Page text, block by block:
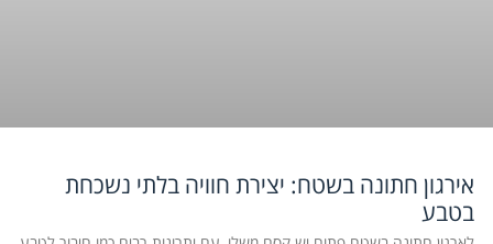
אירגון חתונה בשטח: יצירת חוויה בלתי נשכחת
בטבע